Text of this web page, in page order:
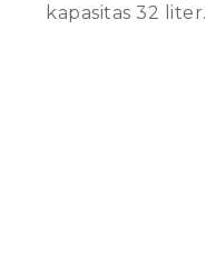
kapasitas 32 liter.